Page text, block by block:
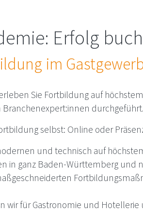
Erfolg
im
Sie Fortbildung auf
durchgeführt.
selbst: Online oder
und technisch auf
in ganz Baden-Württemberg und
wir für Gastronomie und